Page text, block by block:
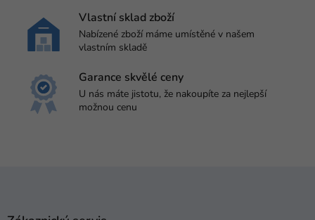
v
ý
p
u
Vlastní sklad zboží
Nabízené zboží máme umístěné v našem
vlastním skladě
Garance skvělé ceny
U nás máte jistotu, že nakoupíte za nejlepší
možnou cenu